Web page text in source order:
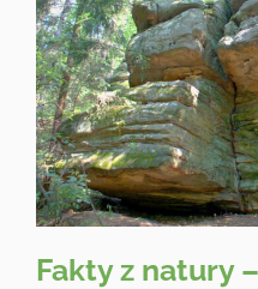
Fakty z natury